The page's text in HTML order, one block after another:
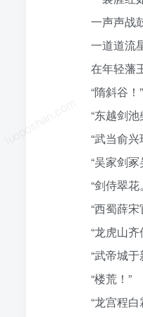
一声声战鼓
一道道流星
在年轻藩王
“隋斜谷！”
“东越剑池
“武当俞兴
“吴家剑冢
“剑侍翠花
“西蜀薛宋
“龙虎山齐
“武帝城于
“楼荒！”
“龙宫程白